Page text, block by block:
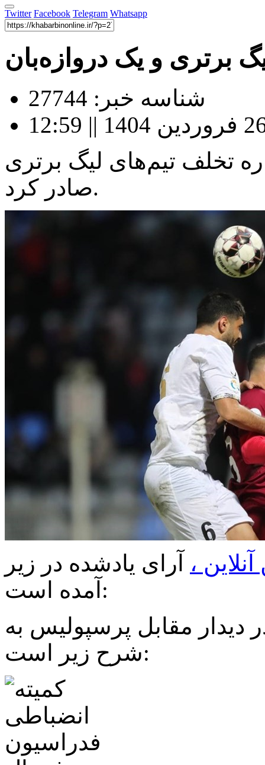
Twitter Facebook Telegram Whatsapp
شناسه خبر: 27744
تخلف تیم‌های لیگ برتری
صادر کرد.
، آرای یادشده در زیر
آمده است:
مقابل پرسپولیس به
شرح زیر است: